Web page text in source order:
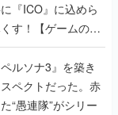
『ICO』に込めら
す！【ゲームの企
ルソナ3』を築き
ペクトだった。赤
“愚連隊”がシリー